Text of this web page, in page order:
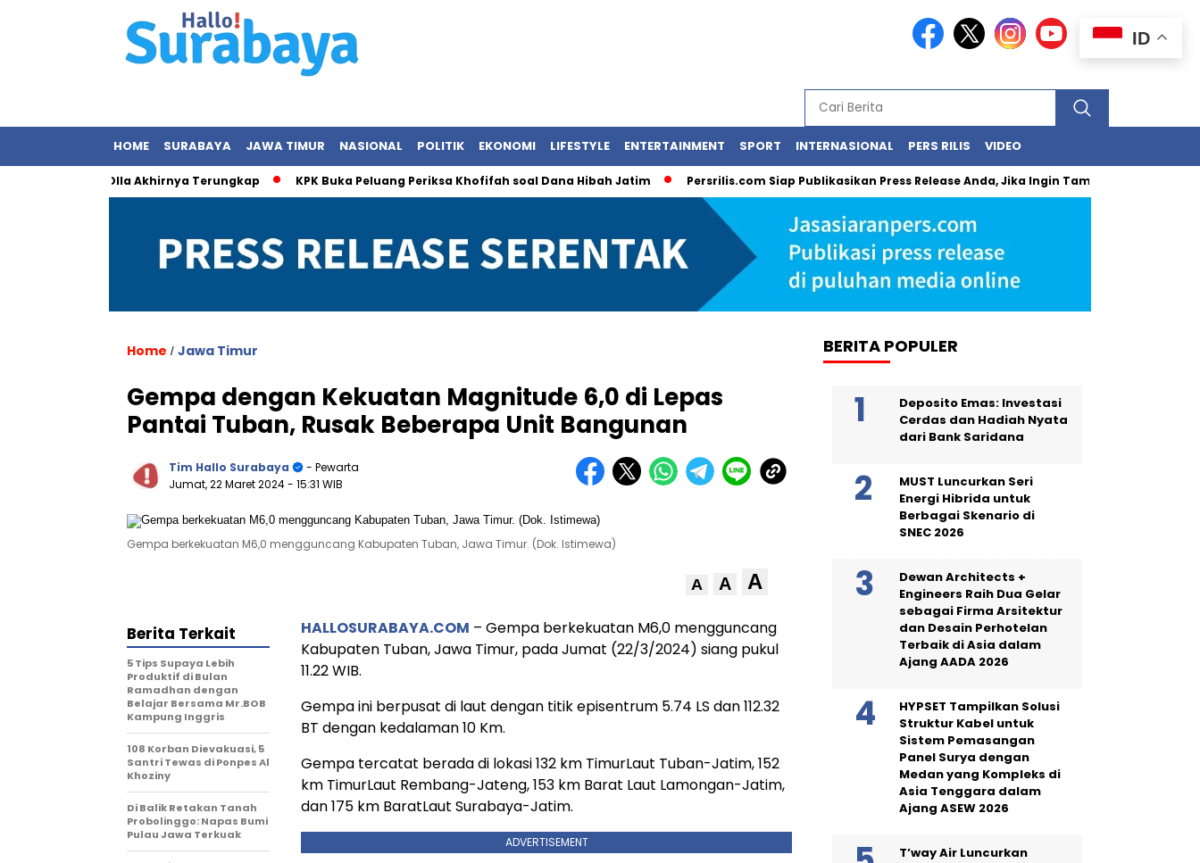
HOME SURABAYA JAWA TIMUR NASIONAL POLITIK EKONOMI LIFESTYLE ENTERTAINMENT SPORT INTERNASIONAL PERS RILIS VIDEO
dengan Olla Akhirnya Terungkap KPK Buka Peluang Periksa Khofifah soal Dana Hibah Jatim Persrilis.com Siap Publikasikan Press Release Anda, Jika Ingin Tampil di Media Ekonomi
Home / Jawa Timur
Gempa dengan Kekuatan Magnitude 6,0 di Lepas
Pantai Tuban, Rusak Beberapa Unit Bangunan
Tim Hallo Surabaya
- Pewarta
Jumat, 22 Maret 2024- 15:31 WIB
Gempa berkekuatan M6,0 mengguncang Kabupaten Tuban, Jawa Timur. (Dok. Istimewa)
A A A
HALLOSURABAYA.COM – Gempa berkekuatan M6,0 mengguncang
Kabupaten Tuban, Jawa Timur, pada Jumat (22/3/2024) siang pukul
11.22 WIB.
Gempa ini berpusat di laut dengan titik episentrum 5.74 LS dan 112.32
BT dengan kedalaman 10 Km.
Gempa tercatat berada di lokasi 132 km TimurLaut Tuban-Jatim, 152
km TimurLaut Rembang-Jateng, 153 km Barat Laut Lamongan-Jatim,
dan 175 km BaratLaut Surabaya-Jatim.
ADVERTISEMENT
Berita Terkait
5 Tips Supaya Lebih
Produktif di Bulan
Ramadhan dengan
Belajar Bersama Mr.BOB
Kampung Inggris
108 Korban Dievakuasi, 5
Santri Tewas di Ponpes Al
Khoziny
Di Balik Retakan Tanah
Probolinggo: Napas Bumi
Pulau Jawa Terkuak
BERITA POPULER
Deposito Emas: Investasi
Cerdas dan Hadiah Nyata
dari Bank Saridana
MUST Luncurkan Seri
Energi Hibrida untuk
Berbagai Skenario di
SNEC 2026
Dewan Architects +
Engineers Raih Dua Gelar
sebagai Firma Arsitektur
dan Desain Perhotelan
Terbaik di Asia dalam
Ajang AADA 2026
HYPSET Tampilkan Solusi
Struktur Kabel untuk
Sistem Pemasangan
Panel Surya dengan
Medan yang Kompleks di
Asia Tenggara dalam
Ajang ASEW 2026
T’way Air Luncurkan
ID